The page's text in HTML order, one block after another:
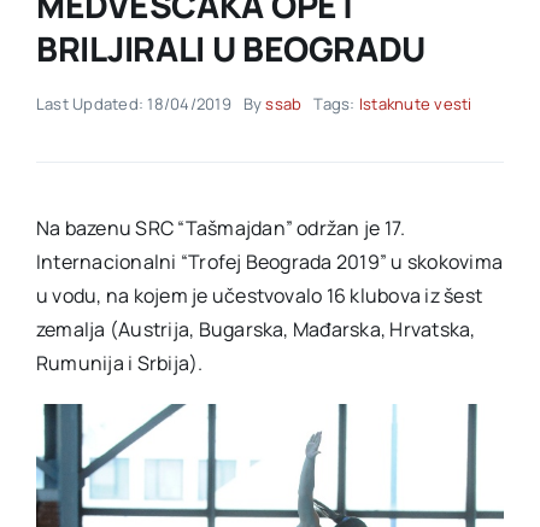
Akti SSAB
BRILJIRALI U BEOGRADU
Last Updated: 18/04/2019 Byssab Tags: Istaknute vesti
Na bazenu SRC “Tašmajdan” održan je 17.
Internacionalni “Trofej Beograda 2019” u skokovima
u vodu, na kojem je učestvovalo 16 klubova iz šest
zemalja (Austrija, Bugarska, Mađarska, Hrvatska,
Rumunija i Srbija).